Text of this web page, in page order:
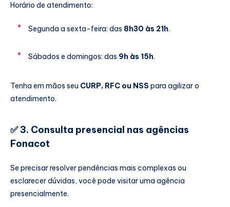
Horário de atendimento:
Segunda a sexta-feira: das 8h30 às 21h.
Sábados e domingos: das 9h às 15h.
Tenha em mãos seu CURP, RFC ou NSS para agilizar o
atendimento.
✅3. Consulta presencial nas agências
Fonacot
Se precisar resolver pendências mais complexas ou
esclarecer dúvidas, você pode visitar uma agência
presencialmente.